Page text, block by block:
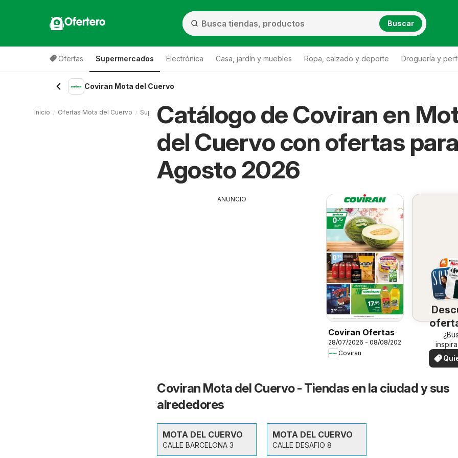
Ofertero Buscar
Ofertas Supermercados Electrónica Casa, jardín y muebles Ropa, calzado y deporte Droguería y
Coviran Mota del Cuervo
Catálogo de Coviran en
del Cuervo con ofertas para
Agosto 2026
ANUNCIO
Coviran Ofertas
28/07/2026 - 08/08/2026
Coviran
su
¡Vea
en su
ver
Coviran Mota del Cuervo - Tiendas en la ciudad y sus
alrededores
MOTA DEL CUERVO
CALLE BARCELONA 3
MOTA DEL CUERVO
CALLE DESAFIO 8
Inicio Ofertas Mota del Cuervo Supermercados Mota del Cuervo Coviran Mota del Cuervo